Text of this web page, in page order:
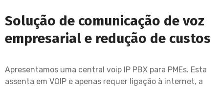
Solução de comunicação de voz
empresarial e redução de custos
Apresentamos uma central voip IP PBX para PMEs. Esta
assenta em VOIP e apenas requer ligação à internet, a